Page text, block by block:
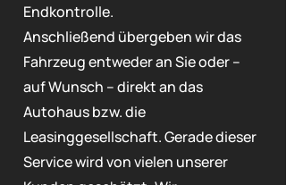
Endkontrolle.
Anschließend übergeben wir das
Fahrzeug entweder an Sie oder –
auf Wunsch – direkt an das
Autohaus bzw. die
Leasinggesellschaft. Gerade dieser
Service wird von vielen unserer